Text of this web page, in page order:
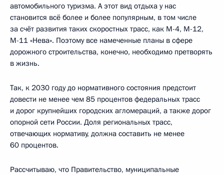
автомобильного туризма. А этот вид отдыха у нас
становится всё более и более популярным, в том числе
за счёт развития таких скоростных трасс, как М-4, М-12,
М-11 «Нева». Поэтому все намеченные планы в сфере
дорожного строительства, конечно, необходимо претворять
в жизнь.
Так, к 2030 году до нормативного состояния предстоит
довести не менее чем 85 процентов федеральных трасс
и дорог крупнейших городских агломераций, а также дорог
опорной сети России. Доля региональных трасс,
отвечающих нормативу, должна составить не менее
60 процентов.
Рассчитываю, что Правительство, муниципальные